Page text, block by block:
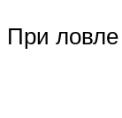
При ловле